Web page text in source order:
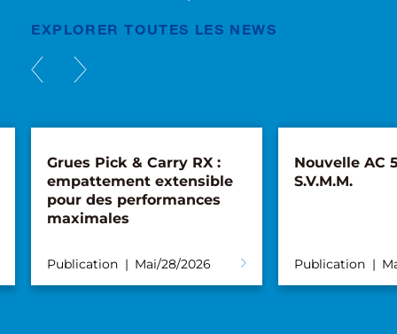
EXPLORER TOUTES LES NEWS
Nouvelle AC 5.250L-2 pour
S.V.M.M.
Publication Mai/28/2026
Première
Snake 26
Publication